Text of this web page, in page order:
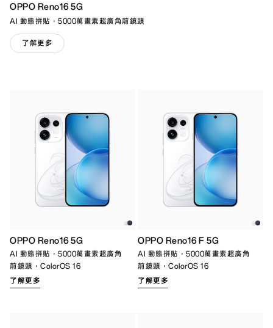
OPPO Reno16 5G
AI 動態拼貼，5000萬畫素超廣角前鏡頭
了解更多
OPPO Reno16 5G
AI 動態拼貼，5000萬畫素超廣角
前鏡頭，ColorOS 16
了解更多
OPPO Reno16 F 5G
AI 動態拼貼，5000萬畫素超廣角
前鏡頭，ColorOS 16
了解更多